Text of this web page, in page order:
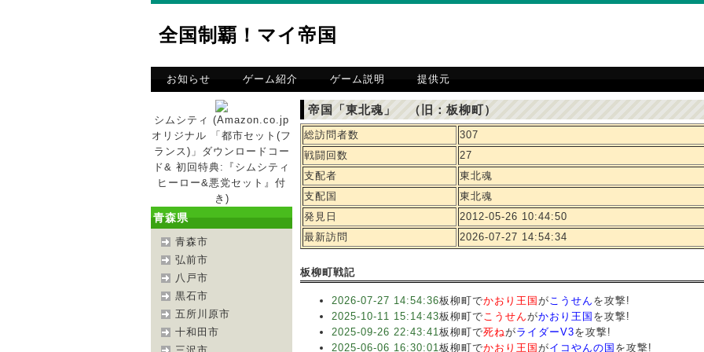
全国制覇！マイ帝国
お知らせ ゲーム紹介 ゲーム説明 提供元
シムシティ (Amazon.co.jp
オリジナル 「都市セット(フ
ランス)」ダウンロードコー
ド& 初回特典:『シムシティ
ヒーロー&悪党セット』付
き)
青森県
青森市
弘前市
八戸市
黒石市
五所川原市
十和田市
帝国「東北魂」 （旧：板柳町）
総訪問者数
307
戦闘回数
27
支配者
東北魂
支配国
東北魂
発見日
2012-05-26 10:44:50
最新訪問
2026-07-27 14:54:34
板柳町戦記
2026-07-27 14:54:36板柳町でかおり王国 がこうせん を攻撃!
2025-10-11 15:14:43板柳町でこうせんがかおり王国 を攻撃!
2025-09-26 22:43:41板柳町で死ねがライダーV3を攻撃!
2025-06-06 16:30:01板柳町でかおり王国 がイコやんの国 を攻撃!